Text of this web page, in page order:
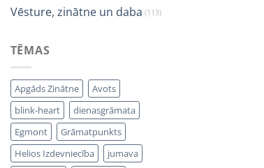
Vēsture, zinātne un daba (113)
TĒMAS
Apgāds Zinātne
Avots
blink-heart
dienasgrāmata
Egmont
Grāmatpunkts
Helios Izdevniecība
jumava